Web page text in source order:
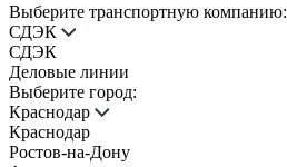
Выберите транспортную компанию:
СДЭК
СДЭК
Деловые линии
Выберите город:
Краснодар
Краснодар
Ростов-на-Дону